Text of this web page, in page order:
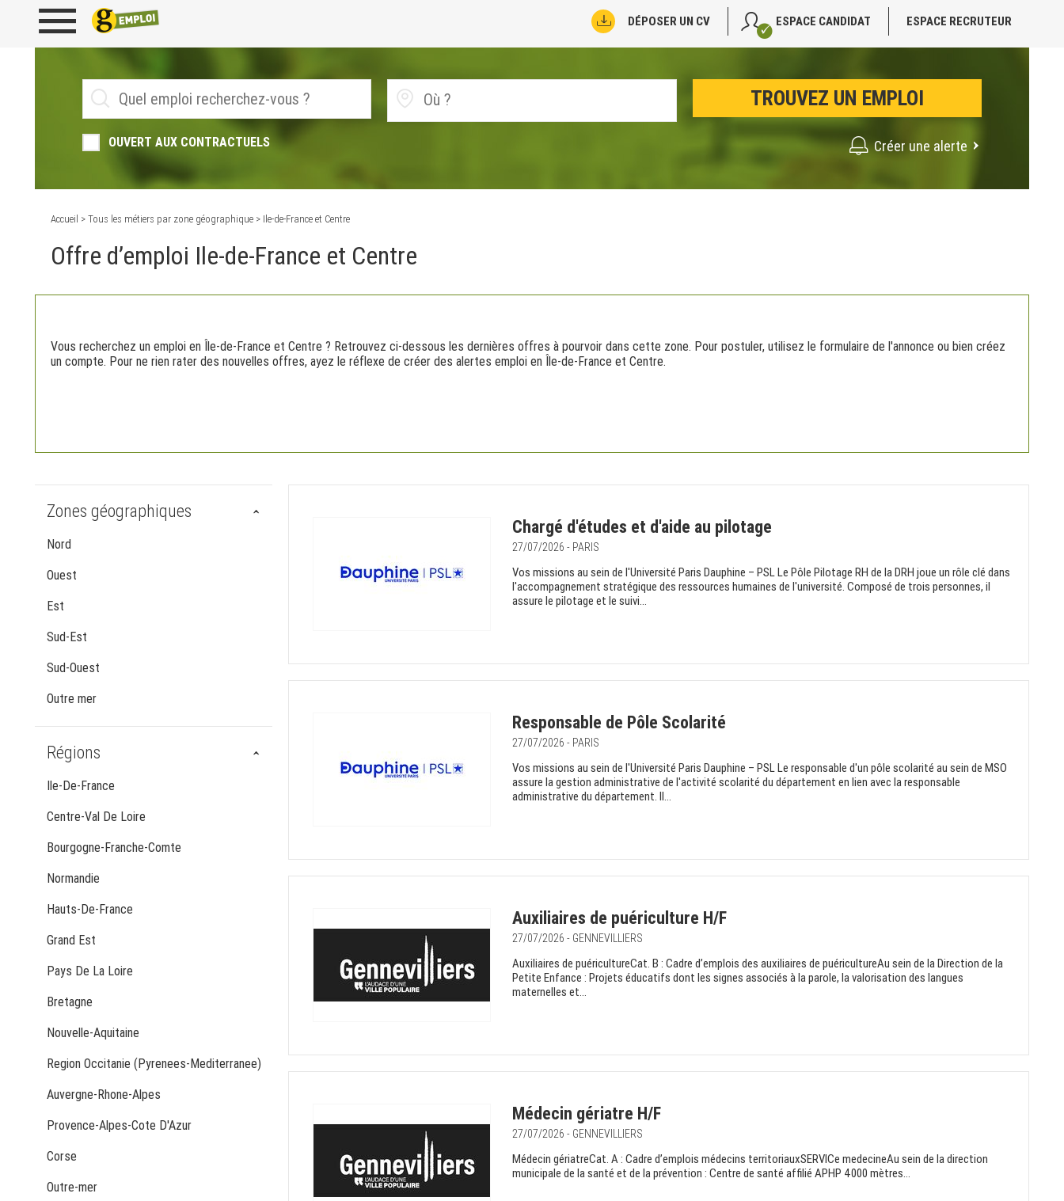
DÉPOSER UN CV ESPACE CANDIDAT ESPACE RECRUTEUR
OUVERT AUX CONTRACTUELS Créer une alerte
Accueil > Tous les métiers par zone géographique > Ile-de-France et Centre
Offre d’emploi Ile-de-France et Centre
Vous recherchez un emploi en Île-de-France et Centre ? Retrouvez ci-dessous les dernières offres à pourvoir dans cette zone. Pour postuler, utilisez le formulaire de l'annonce ou bien créez
un compte. Pour ne rien rater des nouvelles offres, ayez le réflexe de créer des alertes emploi en Île-de-France et Centre.
Zones géographiques
Nord
Ouest
Est
Sud-Est
Sud-Ouest
Outre mer
Régions
Ile-De-France
Centre-Val De Loire
Bourgogne-Franche-Comte
Normandie
Hauts-De-France
Grand Est
Pays De La Loire
Bretagne
Nouvelle-Aquitaine
Region Occitanie (Pyrenees-Mediterranee)
Auvergne-Rhone-Alpes
Provence-Alpes-Cote D'Azur
Corse
Outre-mer
Chargé d'études et d'aide au pilotage
27/07/2026 - PARIS
Vos missions au sein de l'Université Paris Dauphine – PSL Le Pôle Pilotage RH de la DRH joue un rôle clé dans
l'accompagnement stratégique des ressources humaines de l'université. Composé de trois personnes, il
assure le pilotage et le suivi...
Responsable de Pôle Scolarité
27/07/2026 - PARIS
Vos missions au sein de l'Université Paris Dauphine – PSL Le responsable d'un pôle scolarité au sein de MSO
assure la gestion administrative de l'activité scolarité du département en lien avec la responsable
administrative du département. Il...
Auxiliaires de puériculture H/F
27/07/2026 - GENNEVILLIERS
Auxiliaires de puéricultureCat. B : Cadre d’emplois des auxiliaires de puéricultureAu sein de la Direction de la
Petite Enfance : Projets éducatifs dont les signes associés à la parole, la valorisation des langues
maternelles et...
Médecin gériatre H/F
27/07/2026 - GENNEVILLIERS
Médecin gériatreCat. A : Cadre d’emplois médecins territoriauxSERVICe medecineAu sein de la direction
municipale de la santé et de la prévention : Centre de santé affilié APHP 4000 mètres...